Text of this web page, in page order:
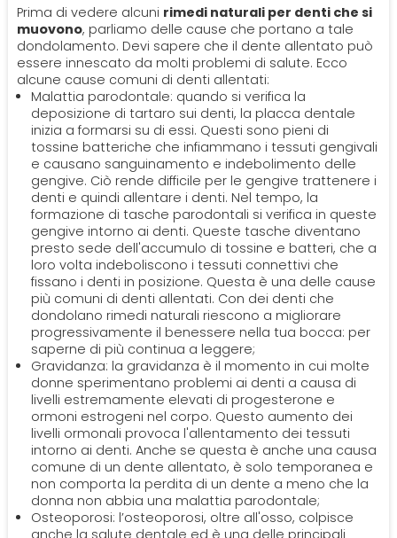
Ortodonzia
Mal Di Denti
Dentiera
Impianti
Ponte Dentale
CERCA
Prima di vedere alcuni rimedi naturali per denti che si
muovono, parliamo delle cause che portano a tale
dondolamento. Devi sapere che il dente allentato può
essere innescato da molti problemi di salute. Ecco
alcune cause comuni di denti allentati:
Malattia parodontale: quando si verifica la
deposizione di tartaro sui denti, la placca dentale
inizia a formarsi su di essi. Questi sono pieni di
tossine batteriche che infiammano i tessuti gengivali
e causano sanguinamento e indebolimento delle
gengive. Ciò rende difficile per le gengive trattenere i
denti e quindi allentare i denti. Nel tempo, la
formazione di tasche parodontali si verifica in queste
gengive intorno ai denti. Queste tasche diventano
presto sede dell'accumulo di tossine e batteri, che a
loro volta indeboliscono i tessuti connettivi che
fissano i denti in posizione. Questa è una delle cause
più comuni di denti allentati. Con dei denti che
dondolano rimedi naturali riescono a migliorare
progressivamente il benessere nella tua bocca: per
saperne di più continua a leggere;
Gravidanza: la gravidanza è il momento in cui molte
donne sperimentano problemi ai denti a causa di
livelli estremamente elevati di progesterone e
ormoni estrogeni nel corpo. Questo aumento dei
livelli ormonali provoca l'allentamento dei tessuti
intorno ai denti. Anche se questa è anche una causa
comune di un dente allentato, è solo temporanea e
non comporta la perdita di un dente a meno che la
donna non abbia una malattia parodontale;
Osteoporosi: l’osteoporosi, oltre all'osso, colpisce